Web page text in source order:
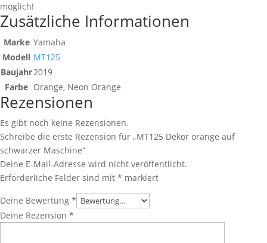
möglich!
Zusätzliche Informationen
Marke Yamaha
Modell MT125
Baujahr2019
Farbe Orange, Neon Orange
Rezensionen
Es gibt noch keine Rezensionen.
Schreibe die erste Rezension für „MT125 Dekor orange auf
schwarzer Maschine“
Deine E-Mail-Adresse wird nicht veröffentlicht.
Erforderliche Felder sind mit * markiert
Deine Bewertung *
Deine Rezension *